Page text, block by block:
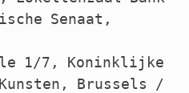
Senaat,
1/7, Koninklijke
Kunsten, Brussels /